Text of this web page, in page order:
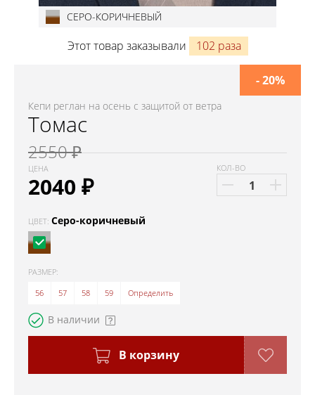
СЕРО-КОРИЧНЕВЫЙ
Этот товар заказывали 102 раза
Кепи реглан на осень с защитой от ветра
Томас
2550 ₽
ЦЕНА
2040 ₽
- 20%
КОЛ-ВО
ЦВЕТ: Серо-коричневый
РАЗМЕР:
56
57 58 59 Определить
В наличии
В корзину